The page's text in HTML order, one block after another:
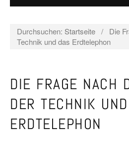
Durchsuchen: Startseite /
Die
Technik und das Erdtelephon
DIE FRAGE NACH
DER TECHNIK
ERDTELEPHON